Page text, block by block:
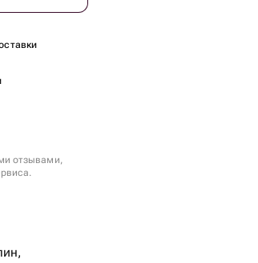
отзывами,